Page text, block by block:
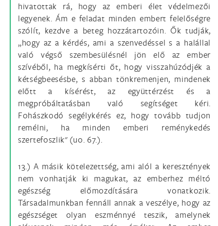
hivatottak rá, hogy az emberi élet védelmezői
legyenek. Ám e feladat minden embert felelőségre
szólít, kezdve a beteg hozzátartozóin. Ők tudják,
„hogy az a kérdés, ami a szenvedéssel s a halállal
való végső szembesülésnél jön elő az ember
szívéből, ha megkísérti őt, hogy visszahúzódjék a
kétségbeesésbe, s abban tönkremenjen, mindenek
előtt a kísérést, az együttérzést és a
megpróbáltatásban való segítséget kéri.
Fohászkodó segélykérés ez, hogy tovább tudjon
remélni, ha minden emberi reménykedés
szertefoszlik" (uo. 67.).
13.) A másik kötelezettség, ami alól a keresztények
nem vonhatják ki magukat, az emberhez méltó
egészség előmozdítására vonatkozik.
Társadalmunkban fennáll annak a veszélye, hogy az
egészséget olyan eszménnyé teszik, amelynek